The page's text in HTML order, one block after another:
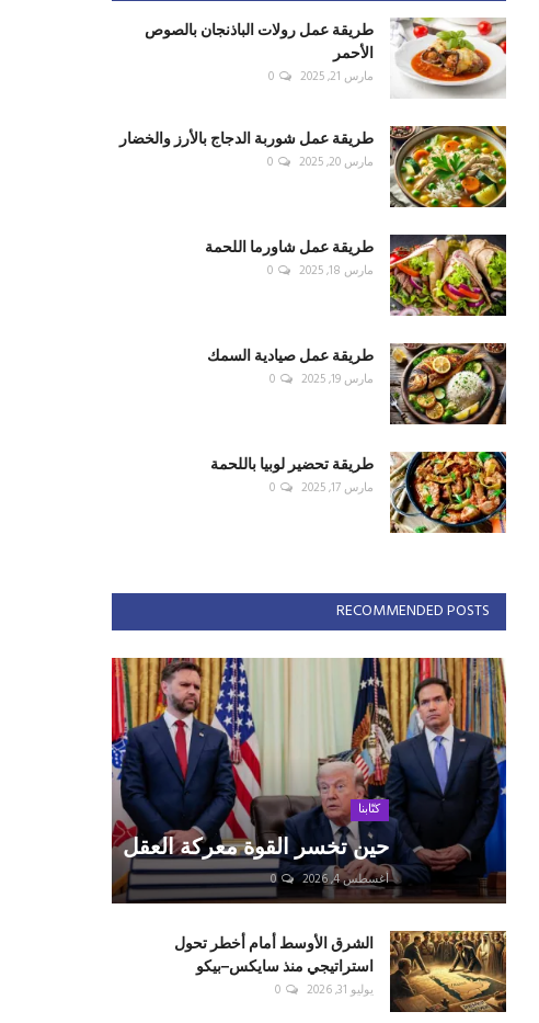
طريقة عمل رولات الباذنجان بالصوص
الأحمر
مارس 21, 2025 0
طريقة عمل شوربة الدجاج بالأرز والخضار
مارس 20, 2025 0
طريقة عمل شاورما اللحمة
مارس 18, 2025 0
طريقة عمل صيادية السمك
مارس 19, 2025 0
طريقة تحضير لوبيا باللحمة
مارس 17, 2025 0
RECOMMENDED POSTS
كتّابنا
حين تخسر القوة معركة العقل
أغسطس 4, 2026 0
الشرق الأوسط أمام أخطر تحول
استراتيجي منذ سايكس–بيكو
يوليو 31, 2026 0